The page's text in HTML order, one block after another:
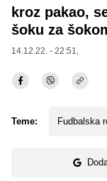
kroz pakao,
šoku za
14.12.22. - 22:51,
Teme: Fudbalska